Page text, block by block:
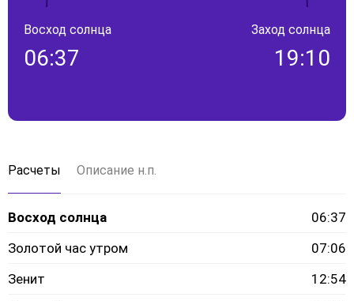
Восход солнца
06:37
Заход солнца
19:10
Расчеты Описание н.п.
Восход солнца
06:37
Золотой час утром
07:06
Зенит
12:54